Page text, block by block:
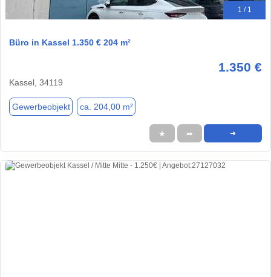
1 / 1
Büro in Kassel 1.350 € 204 m²
1.350 €
Kassel, 34119
Gewerbeobjekt ca. 204,00 m²
★ ➦ ➜